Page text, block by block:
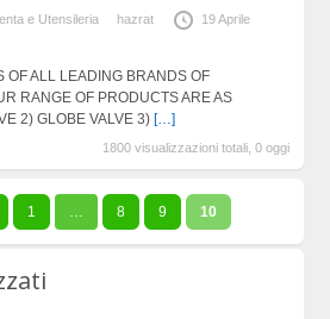
e Utensileria hazrat
19 Aprile
OF ALL LEADING BRANDS OF
RANGE OF PRODUCTS ARE AS
2) GLOBE VALVE 3) […]
1800 visualizzazioni totali, 0 oggi
1 … 8 9 10